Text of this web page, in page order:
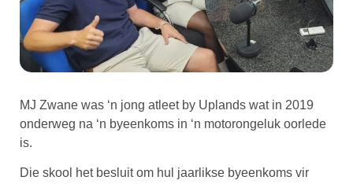
MJ Zwane was ‘n jong atleet by Uplands wat in 2019
onderweg na ‘n byeenkoms in ‘n motorongeluk oorlede
is.
Die skool het besluit om hul jaarlikse byeenkoms vir